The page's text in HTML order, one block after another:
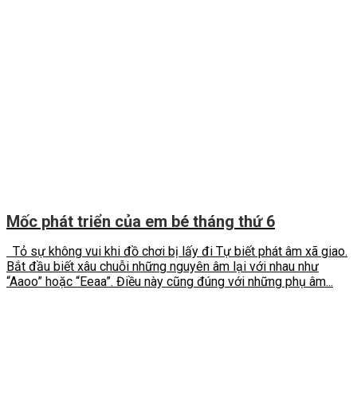
Mốc phát triển của em bé tháng thứ 6
Tỏ sự không vui khi đồ chơi bị lấy đi Tự biết phát âm xã giao.
Bắt đầu biết xâu chuỗi những nguyên âm lại với nhau như
“Aaoo” hoặc “Eeaa”. Điều này cũng đúng với những phụ âm...